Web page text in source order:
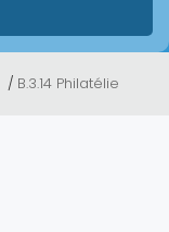
B.3.14 Philatélie